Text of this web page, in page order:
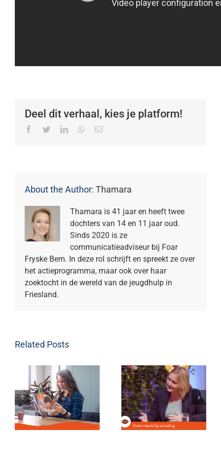
Deel dit verhaal, kies je platform!
Facebook
TwitterLinkedInWhatsapp
Email
About the Author: Thamara
Thamara is 41 jaar en heeft twee
dochters van 14 en 11 jaar oud.
Sinds 2020 is ze
communicatieadviseur bij Foar
Fryske Bern. In deze rol schrijft en spreekt ze over
het actieprogramma, maar ook over haar
zoektocht in de wereld van de jeugdhulp in
Friesland.
Related Posts